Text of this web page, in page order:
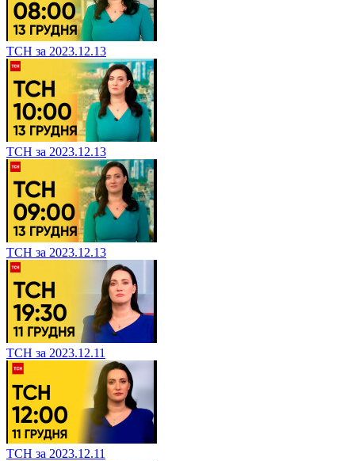
ТСН за 2023.12.13
ТСН за 2023.12.13
ТСН за 2023.12.13
ТСН за 2023.12.11
ТСН за 2023.12.11